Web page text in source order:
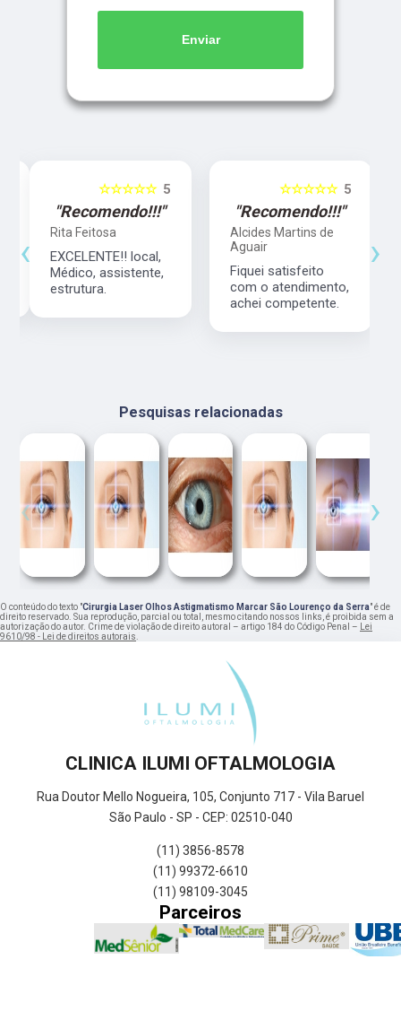
Enviar
5
☆☆☆☆☆
"Recomendo!!!"
Rita Feitosa
EXCELENTE!! local,
Médico, assistente,
estrutura.
5
☆☆☆☆☆
"Recomendo!!!"
Alcides Martins de
Aguair
Fiquei satisfeito
com o atendimento,
achei competente.
‹ ›
Pesquisas relacionadas
‹ ›
O conteúdo do texto "Cirurgia Laser Olhos Astigmatismo Marcar São Lourenço da Serra" é de
direito reservado. Sua reprodução, parcial ou total, mesmo citando nossos links, é proibida sem a
autorização do autor. Crime de violação de direito autoral – artigo 184 do Código Penal – Lei
9610/98 - Lei de direitos autorais.
CLINICA ILUMI OFTALMOLOGIA
Rua Doutor Mello Nogueira, 105, Conjunto 717 - Vila Baruel
São Paulo - SP - CEP: 02510-040
(11) 3856-8578
(11) 99372-6610
(11) 98109-3045
Parceiros